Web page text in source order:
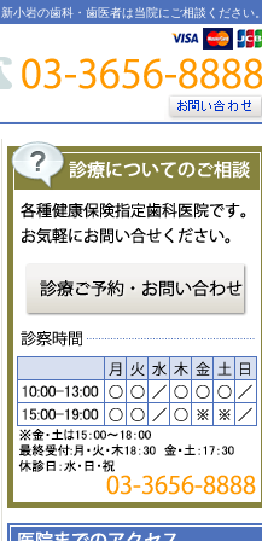
小岩の歯科・歯医者は当院にご相談ください。